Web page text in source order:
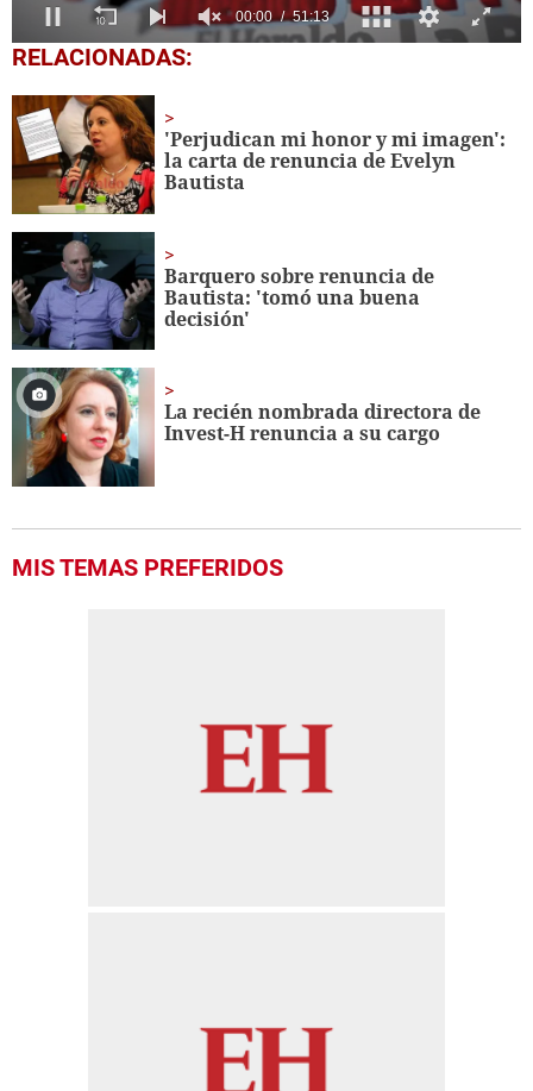
0
seconds
51
minutes,
13
seconds
RELACIONADAS:
'Perjudican mi honor y mi imagen':
la carta de renuncia de Evelyn
Bautista
Barquero sobre renuncia de
Bautista: 'tomó una buena
decisión'
La recién nombrada directora de
Invest-H renuncia a su cargo
MIS TEMAS PREFERIDOS